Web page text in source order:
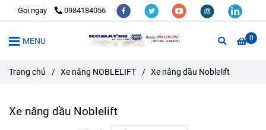
Gọi ngay 0984184056
0
MENU
Trang chủ / Xe nâng NOBLELIFT / Xe nâng dầu Noblelift
Xe nâng dầu Noblelift